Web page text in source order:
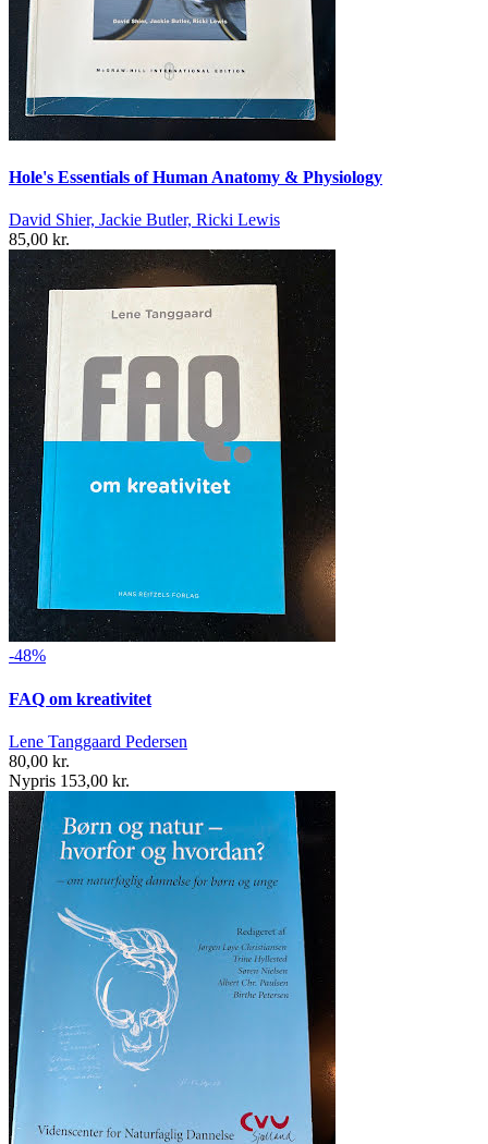
Hole's Essentials of Human Anatomy & Physiology
David Shier, Jackie Butler, Ricki Lewis
85,00 kr.
-48%
FAQ om kreativitet
Lene Tanggaard Pedersen
80,00 kr.
Nypris 153,00 kr.